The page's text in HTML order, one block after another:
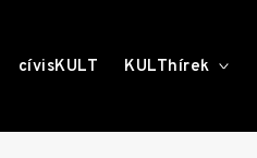
toggle
childcívisKULT KULThírek